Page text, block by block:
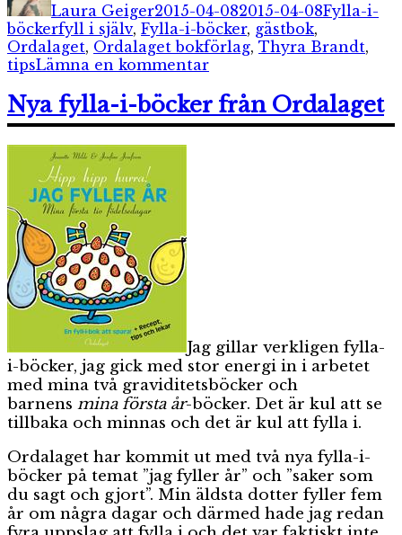
Laura Geiger2015-04-082015-04-08Fylla-i-
böckerEtiketter
fyll i själv, Fylla-i-böcker, gästbok,
Ordalaget, Ordalaget bokförlag, Thyra Brandt,
tipsLämna en kommentartill
första
gästbok:
Nya fylla-i-böcker från Ordalaget
Jag gillar verkligen fylla-
i-böcker, jag gick med stor energi in i arbetet
med mina två graviditetsböcker och
barnens mina första år-böcker. Det är kul att se
tillbaka och minnas och det är kul att fylla i.
Ordalaget har kommit ut med två nya fylla-i-
böcker på temat ”jag fyller år” och ”saker som
du sagt och gjort”. Min äldsta dotter fyller fem
år om några dagar och därmed hade jag redan